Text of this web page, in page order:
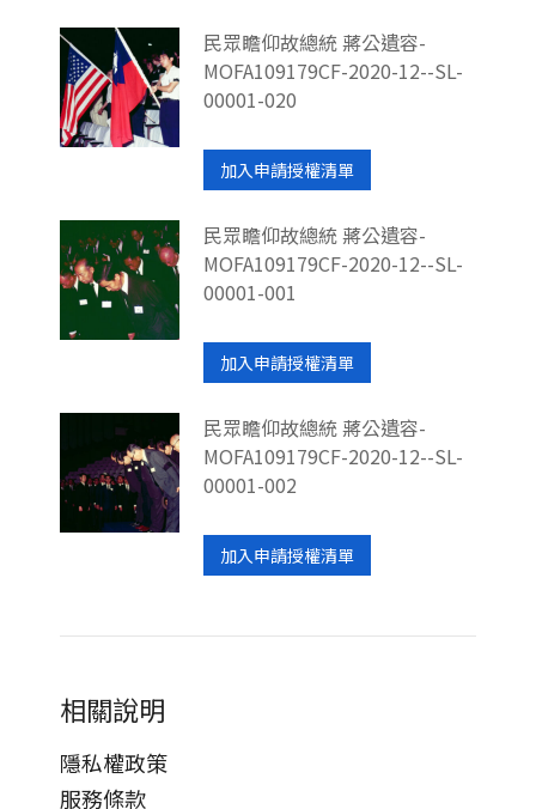
民眾瞻仰故總統 蔣公遺容-
MOFA109179CF-2020-12--SL-
00001-020
加入申請授權清單
民眾瞻仰故總統 蔣公遺容-
MOFA109179CF-2020-12--SL-
00001-001
加入申請授權清單
民眾瞻仰故總統 蔣公遺容-
MOFA109179CF-2020-12--SL-
00001-002
加入申請授權清單
相關說明
隱私權政策
服務條款